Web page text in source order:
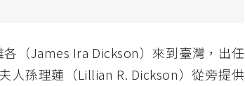
（James Ira Dickson）來到臺灣，出任
人孫理蓮（Lillian R. Dickson）從旁提供